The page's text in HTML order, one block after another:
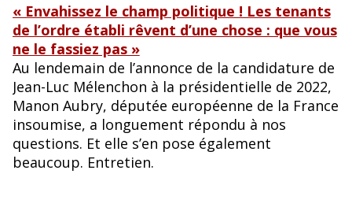
« Envahissez le champ politique ! Les tenants
de l’ordre établi rêvent d’une chose : que vous
ne le fassiez pas »
Au lendemain de l’annonce de la candidature de
Jean-Luc Mélenchon à la présidentielle de 2022,
Manon Aubry, députée européenne de la France
insoumise, a longuement répondu à nos
questions. Et elle s’en pose également
beaucoup. Entretien.